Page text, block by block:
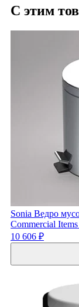
С этим
Sonia Ведро
Commercial
10 606 ₽